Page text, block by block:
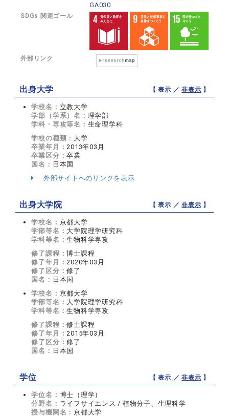
GA030
SDGs 関連ゴール
外部リンク
出身大学 【 表示 ／非表示 】
学校名： 立教大学
学部（学系）名： 理学部
学科・専攻等名： 生命理学科
学校の種類： 大学
卒業年月： 2013年03月
卒業区分：卒業
国名： 日本国
外部サイトへのリンクを表示
出身大学院 【 表示 ／非表示 】
学校名： 京都大学
学部等名： 大学院理学研究科
学科等名：生物科学専攻
修了課程：博士課程
修了年月： 2020年03月
修了区分：修了
国名： 日本国
学校名： 京都大学
学部等名： 大学院理学研究科
学科等名：生物科学専攻
修了課程：修士課程
修了年月： 2015年03月
修了区分：修了
国名： 日本国
学位 【 表示 ／非表示 】
学位名： 博士（理学）
分野名： ライフサイエンス / 植物分子、生理科学
授与機関名：京都大学